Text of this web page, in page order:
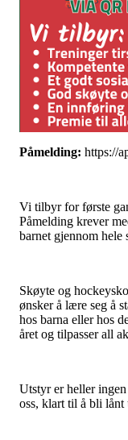
Påmelding: https://
Vi tilbyr for første
Påmelding krever
barnet gjennom hele
Skøyte og
ønsker å lære seg å
hos barna eller hos
året og tilpasser all
Utstyr er heller
oss, klart til å bli lånt